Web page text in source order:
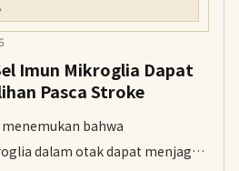
Imun Mikroglia Dapat
Pasca Stroke
bahwa
dalam otak dapat menjaga